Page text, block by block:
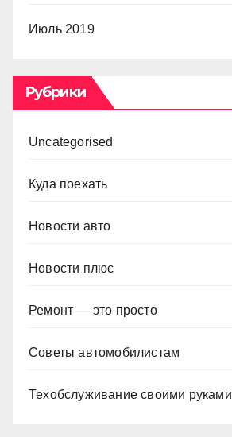
Июль 2019
Рубрики
Uncategorised
Куда поехать
Новости авто
Новости плюс
Ремонт — это просто
Советы автомобилистам
Техобслуживание своими руками